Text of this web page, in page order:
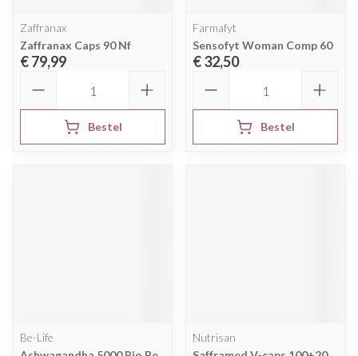
Zaffranax
Zaffranax Caps 90 Nf
€ 79,99
Bestel
Farmafyt
Sensofyt Woman Comp 60
€ 32,50
Bestel
Be-Life
Nutrisan